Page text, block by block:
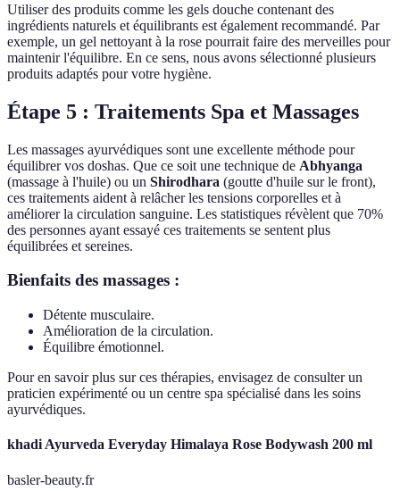
Utiliser des produits comme les gels douche contenant des
ingrédients naturels et équilibrants est également recommandé. Par
exemple, un gel nettoyant à la rose pourrait faire des merveilles pour
maintenir l'équilibre. En ce sens, nous avons sélectionné plusieurs
produits adaptés pour votre hygiène.
Étape 5 : Traitements Spa et Massages
Les massages ayurvédiques sont une excellente méthode pour
équilibrer vos doshas. Que ce soit une technique de Abhyanga
(massage à l'huile) ou un Shirodhara (goutte d'huile sur le front),
ces traitements aident à relâcher les tensions corporelles et à
améliorer la circulation sanguine. Les statistiques révèlent que 70%
des personnes ayant essayé ces traitements se sentent plus
équilibrées et sereines.
Bienfaits des massages :
Détente musculaire.
Amélioration de la circulation.
Équilibre émotionnel.
Pour en savoir plus sur ces thérapies, envisagez de consulter un
praticien expérimenté ou un centre spa spécialisé dans les soins
ayurvédiques.
khadi Ayurveda Everyday Himalaya Rose Bodywash 200 ml
basler-beauty.fr